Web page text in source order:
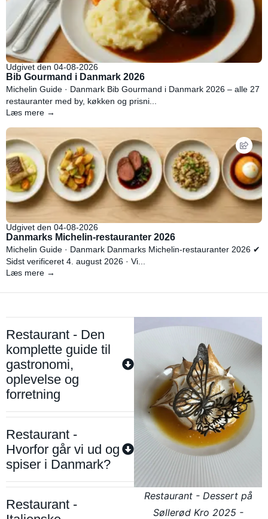
Udgivet den 04-08-2026
Bib Gourmand i Danmark 2026
Michelin Guide · Danmark Bib Gourmand i Danmark 2026 – alle 27
restauranter med by, køkken og prisni...
Læs mere →
Udgivet den 04-08-2026
Danmarks Michelin-restauranter 2026
Michelin Guide · Danmark Danmarks Michelin-restauranter 2026 ✔
Sidst verificeret 4. august 2026 · Vi...
Læs mere →
Restaurant - Den
komplette guide til
gastronomi,
oplevelse og
forretning
Restaurant -
Hvorfor går vi ud og
spiser i Danmark?
Restaurant -
Restaurant - Dessert på
Søllerød Kro 2025 -